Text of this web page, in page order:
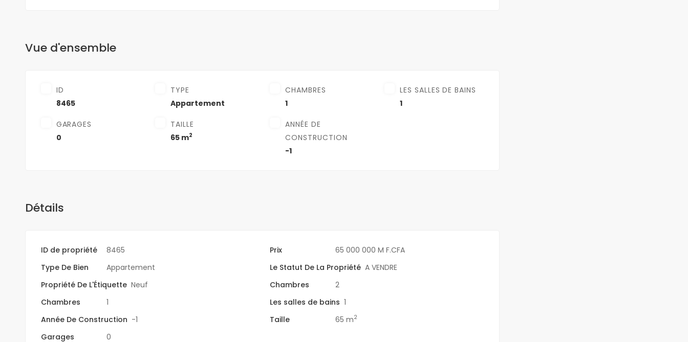
Vue d'ensemble
ID
8465
TYPE
Appartement
CHAMBRES
1
LES SALLES DE BAINS
1
GARAGES
0
TAILLE
65 m2
ANNÉE DE
CONSTRUCTION
-1
Détails
ID de propriété 8465 Prix
65 000 000 M F.CFA
Type De Bien
Appartement Le Statut De La Propriété A VENDRE
Propriété De L'Étiquette Neuf Chambres
2
Chambres
1 Les salles de bains 1
Année De Construction -1 Taille 65 m2
Garages 0